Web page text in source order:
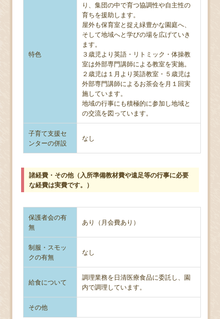
特色
り、集団の中で育つ協調性や自主性の
育ちを援助します。
屋外も保育室と捉え緑豊かな園庭へ、
そして地域へと学びの場を広げていき
ます。
３歳児より英語・リトミック・体操教
室は外部専門講師による教室を実施。
２歳児は１月より英語教室・５歳児は
外部専門講師によるお茶会を月１回実
施しています。
地域の行事にも積極的に参加し地域と
の交流を図っています。
子育て支援セ
ンターの併設
なし
諸経費・その他（入所準備教材費や遠足等の行事に必要
な経費は実費です。）
保護者会の有
無
あり（月会費あり）
制服・スモッ
クの有無
なし
給食について
調理業務を日清医療食品に委託し、園
内で調理しています。
その他